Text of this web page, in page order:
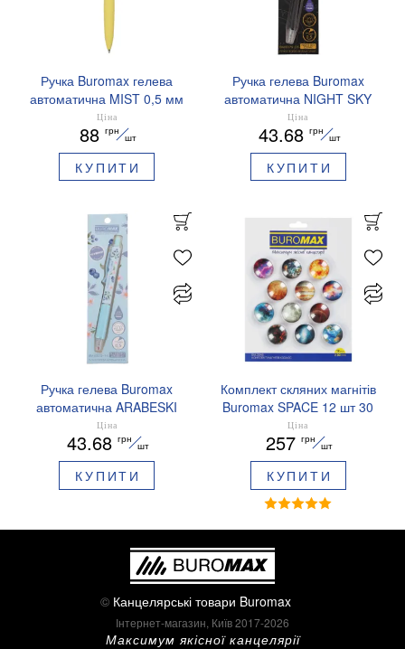
Ручка Buromax гелева
автоматична MIST 0,5 мм
сині чорнила BM.83103
Ціна
88 грн
шт
КУПИТИ
Ручка гелева Buromax
автоматична NIGHT SKY
ZODIAC 0.5 мм
ароматизований грип синє
чорнило BM.8379-01
Ціна
43.68 грн
шт
КУПИТИ
Ручка гелева Buromax
автоматична ARABESKI
0.5 мм ароматизований
грип синє чорнило в
блістері BM.8379-02
Ціна
43.68 грн
шт
КУПИТИ
Комплект скляних магнітів
Buromax SPACE 12 шт 30
мм BM.0048
Ціна
257 грн
шт
КУПИТИ
© Канцелярські товари Buromax
Інтернет-магазин, Київ 2017-2026
Максимум якісної канцелярії